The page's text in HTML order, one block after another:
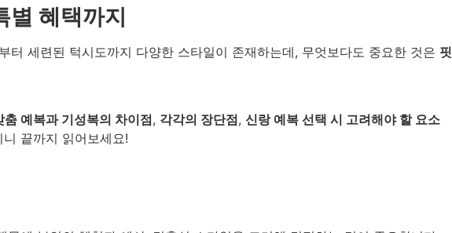
별 혜택까지
터 세련된 턱시도까지 다양한 스타일이 존재하는데, 무엇보다도 중요한 것은 핏
춤 예복과 기성복의 차이점, 각각의 장단점, 신랑 예복 선택 시 고려해야 할 요소
끝까지 읽어보세요!